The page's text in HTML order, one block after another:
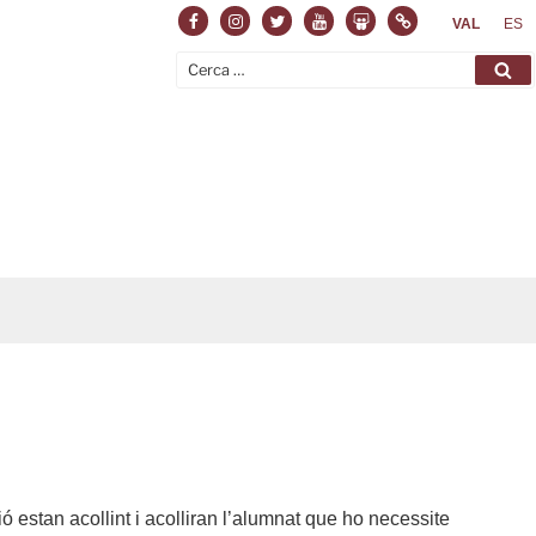
FacebookInstagram
TwitterYoutubeSlideshare
NormasVAL ES
Cerca:
estan acollint i acolliran l’alumnat que ho necessite